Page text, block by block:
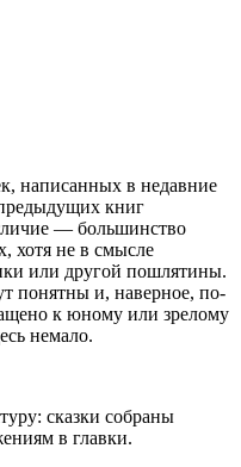
написанных в недавние
книг
— большинство
хотя не в смысле
или другой пошлятины.
понятны и, наверное, по-
к юному или зрелому
немало.
сказки собраны
в главки.